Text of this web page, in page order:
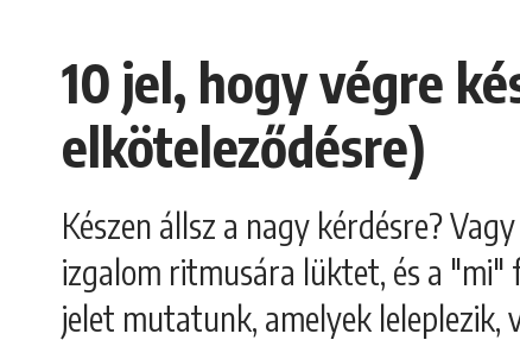
10 jel, hogy végre
elköteleződésre)
Készen állsz a nagy kérdésre?
izgalom ritmusára lüktet, és a "mi"
jelet mutatunk, amelyek leleplezik,